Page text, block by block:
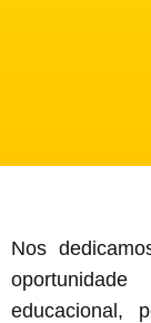
Nos
educacional,